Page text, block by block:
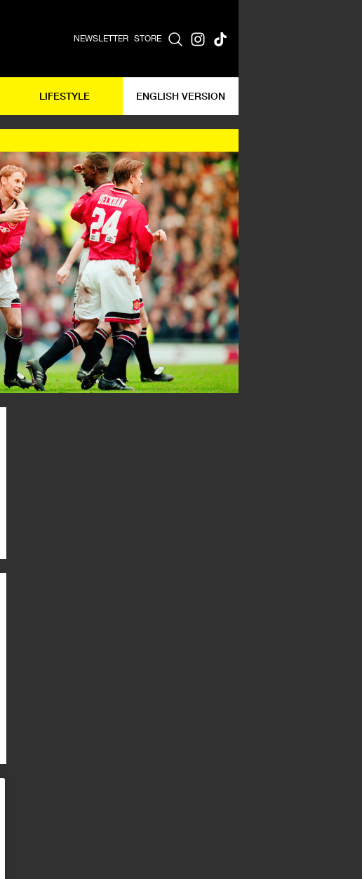
NEWSLETTER STORE
LIFESTYLE ENGLISH VERSION